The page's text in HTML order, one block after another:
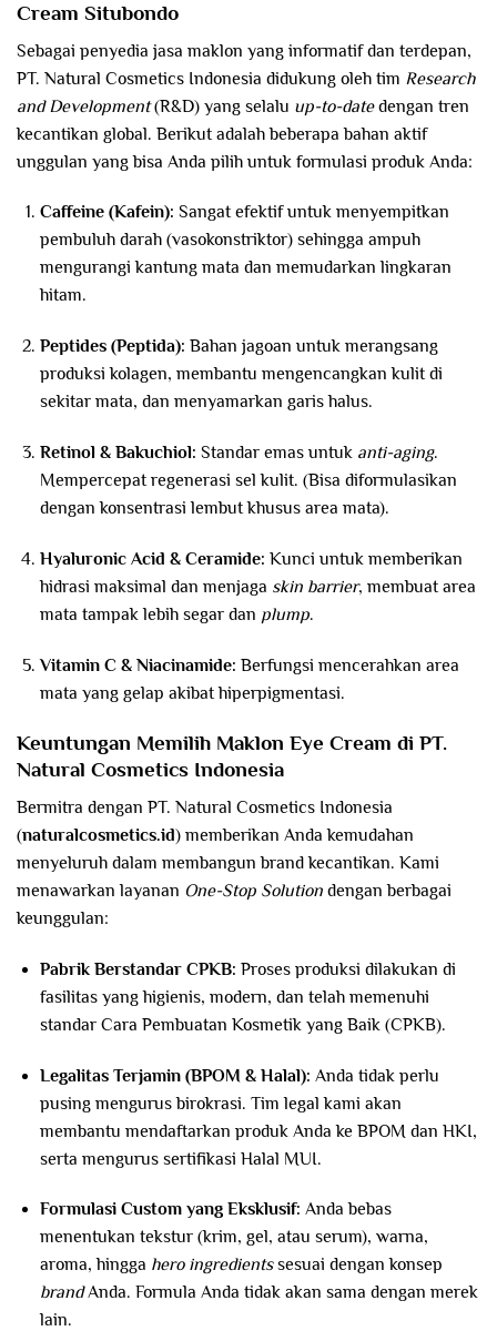
Cream Situbondo
Sebagai penyedia jasa maklon yang informatif dan terdepan,
PT. Natural Cosmetics Indonesia didukung oleh tim Research
and Development(R&D) yang selalu up-to-datedengan tren
kecantikan global. Berikut adalah beberapa bahan aktif
unggulan yang bisa Anda pilih untuk formulasi produk Anda:
Caffeine (Kafein): Sangat efektif untuk menyempitkan
pembuluh darah (vasokonstriktor) sehingga ampuh
mengurangi kantung mata dan memudarkan lingkaran
hitam.
Peptides (Peptida): Bahan jagoan untuk merangsang
produksi kolagen, membantu mengencangkan kulit di
sekitar mata, dan menyamarkan garis halus.
Retinol & Bakuchiol: Standar emas untuk anti-aging.
Mempercepat regenerasi sel kulit. (Bisa diformulasikan
dengan konsentrasi lembut khusus area mata).
Hyaluronic Acid & Ceramide: Kunci untuk memberikan
hidrasi maksimal dan menjaga skin barrier, membuat area
mata tampak lebih segar dan plump.
Vitamin C & Niacinamide: Berfungsi mencerahkan area
mata yang gelap akibat hiperpigmentasi.
Keuntungan Memilih Maklon Eye Cream di PT.
Natural Cosmetics Indonesia
Bermitra dengan PT. Natural Cosmetics Indonesia
(naturalcosmetics.id) memberikan Anda kemudahan
menyeluruh dalam membangun brand kecantikan. Kami
menawarkan layanan One-Stop Solution dengan berbagai
keunggulan:
Pabrik Berstandar CPKB: Proses produksi dilakukan di
fasilitas yang higienis, modern, dan telah memenuhi
standar Cara Pembuatan Kosmetik yang Baik (CPKB).
Legalitas Terjamin (BPOM & Halal): Anda tidak perlu
pusing mengurus birokrasi. Tim legal kami akan
membantu mendaftarkan produk Anda ke BPOM dan HKI,
serta mengurus sertifikasi Halal MUI.
Formulasi Custom yang Eksklusif: Anda bebas
menentukan tekstur (krim, gel, atau serum), warna,
aroma, hingga hero ingredientssesuai dengan konsep
brandAnda. Formula Anda tidak akan sama dengan merek
lain.